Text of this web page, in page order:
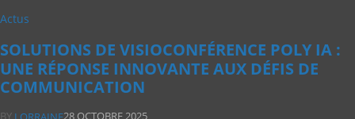
Actus
SOLUTIONS DE VISIOCONFÉRENCE POLY IA :
UNE RÉPONSE INNOVANTE AUX DÉFIS DE
COMMUNICATION
BY 28 OCTOBRE 2025